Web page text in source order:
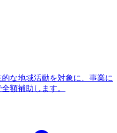
な地域活動を対象に、事業に
額補助します。